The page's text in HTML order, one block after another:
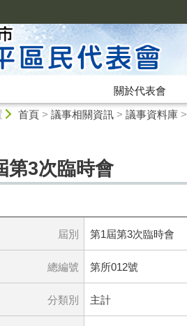
關於代表會
首頁> 議事相關資訊> 議事資料庫>
第3次臨時會
屆別 第1屆第3次臨時會
總編號 第所012號
分類別 主計